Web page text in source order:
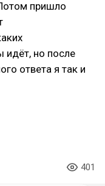
пришло
идёт, но после
ответа я так и
401